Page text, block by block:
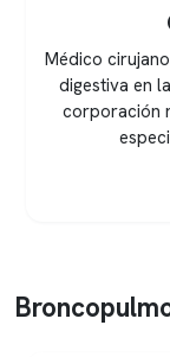
Médico
digestiva en
corporación